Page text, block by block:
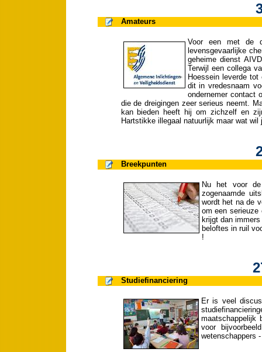
Amateurs
Voor een met de
levensgevaarlijke
geheime dienst
Terwijl een collega
Hoessein leverde tot
dit in vredesnaam
ondernemer contact
die de dreigingen zeer serieus neemt.
kan bieden heeft hij om zichzelf en
Hartstikke illegaal natuurlijk maar wat wil
Breekpunten
Nu het voor
zogenaamde
wordt het na de
om een
krijgt dan
beloftes in ruil
!
Studiefinanciering
Er is veel
maatschappelijk
voor
wetenschappers